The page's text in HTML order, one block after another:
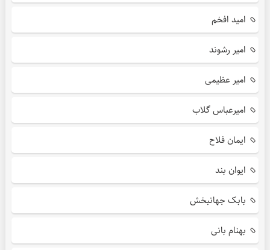
امید افخم
امیر رشوند
امیر عظیمی
امیرعباس گلاب
ایمان فلاح
ایوان بند
بابک جهانبخش
بهنام بانی